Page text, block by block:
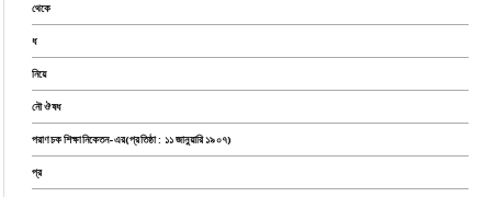
থেকে
ধ
নিয়ে
নৌ ঔষধ
পরাণচক শিক্ষানিকেতন-এর(প্রতিষ্ঠা : ১১ জানুয়ারি ১৯০৭)
প্র